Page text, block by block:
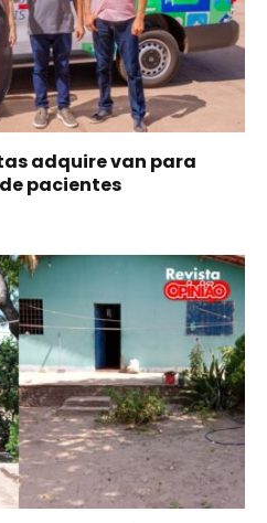
adquire van para
pacientes